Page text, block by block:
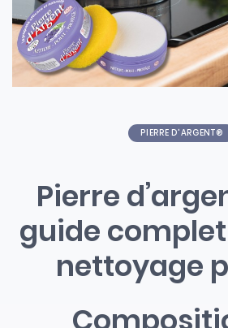
PIERRE D'ARGENT®
Pierre
guide
nettoyage